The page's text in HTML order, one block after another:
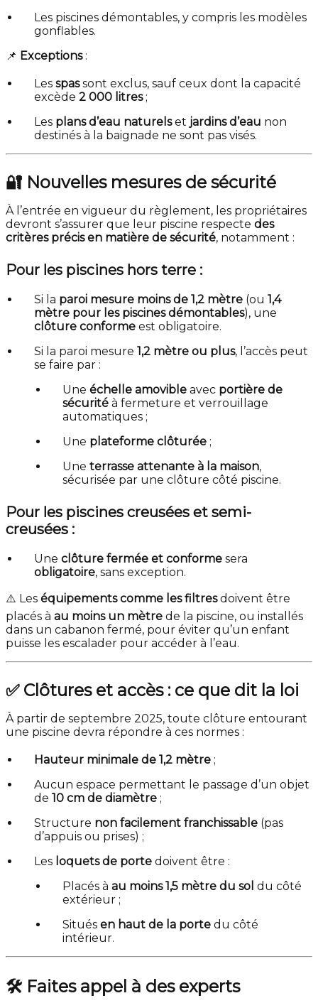
Les piscines démontables, y compris les modèles
gonflables.
📌 Exceptions:
Les spassont exclus, sauf ceux dont la capacité
excède 2 000 litres;
Les plans d’eau naturelset jardins d’eau non
destinés à la baignade ne sont pas visés.
🔐 Nouvelles mesures de sécurité
À l’entrée en vigueur du règlement, les propriétaires
devront s’assurer que leur piscine respecte des
critères précis en matière de sécurité, notamment :
Pour les piscines hors terre :
Si la paroi mesure moins de 1,2 mètre (ou 1,4
mètre pour les piscines démontables), une
clôture conforme est obligatoire.
Si la paroi mesure 1,2 mètre ou plus, l’accès peut
se faire par :
Une échelle amovible avec portière de
sécurité à fermeture et verrouillage
automatiques ;
Une plateforme clôturée ;
Une terrasse attenante à la maison,
sécurisée par une clôture côté piscine.
Pour les piscines creusées et semi-
creusées :
Une clôture fermée et conforme sera
obligatoire, sans exception.
⚠️ Les équipements comme les filtresdoivent être
placés à au moins un mètre de la piscine, ou installés
dans un cabanon fermé, pour éviter qu’un enfant
puisse les escalader pour accéder à l’eau.
✅ Clôtures et accès : ce que dit la loi
À partir de septembre 2025, toute clôture entourant
une piscine devra répondre à ces normes :
Hauteur minimale de 1,2 mètre ;
Aucun espace permettant le passage d’un objet
de 10 cm de diamètre ;
Structure non facilement franchissable (pas
d’appuis ou prises) ;
Les loquets de porte doivent être :
Placés à au moins 1,5 mètre du sol du côté
extérieur ;
Situés en haut de la porte du côté
intérieur.
🛠️ Faites appel à des experts